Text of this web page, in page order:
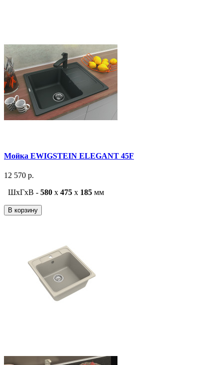
Мойка EWIGSTEIN ELEGANT 45F
12 570 р.
ШxГxВ - 580 x 475 x 185 мм
В корзину